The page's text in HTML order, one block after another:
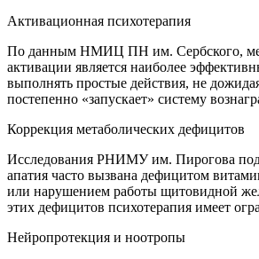
Активационная психотерапия
По данным НМИЦ ПН им. Сербского,
активации является наиболее
выполнять простые действия, не
постепенно «запускает» систему
Коррекция метаболических дефицитов
Исследования РНИМУ им. Пирогова
апатия часто вызвана дефицитом
или нарушением работы щитовидной
этих дефицитов психотерапия имеет
Нейропротекция и ноотропы